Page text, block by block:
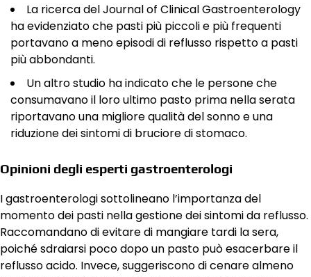
La ricerca del Journal of Clinical Gastroenterology
ha evidenziato che pasti più piccoli e più frequenti
portavano a meno episodi di reflusso rispetto a pasti
più abbondanti.
Un altro studio ha indicato che le persone che
consumavano il loro ultimo pasto prima nella serata
riportavano una migliore qualità del sonno e una
riduzione dei sintomi di bruciore di stomaco.
Opinioni degli esperti gastroenterologi
I gastroenterologi sottolineano l’importanza del
momento dei pasti nella gestione dei sintomi da reflusso.
Raccomandano di evitare di mangiare tardi la sera,
poiché sdraiarsi poco dopo un pasto può esacerbare il
reflusso acido. Invece, suggeriscono di cenare almeno